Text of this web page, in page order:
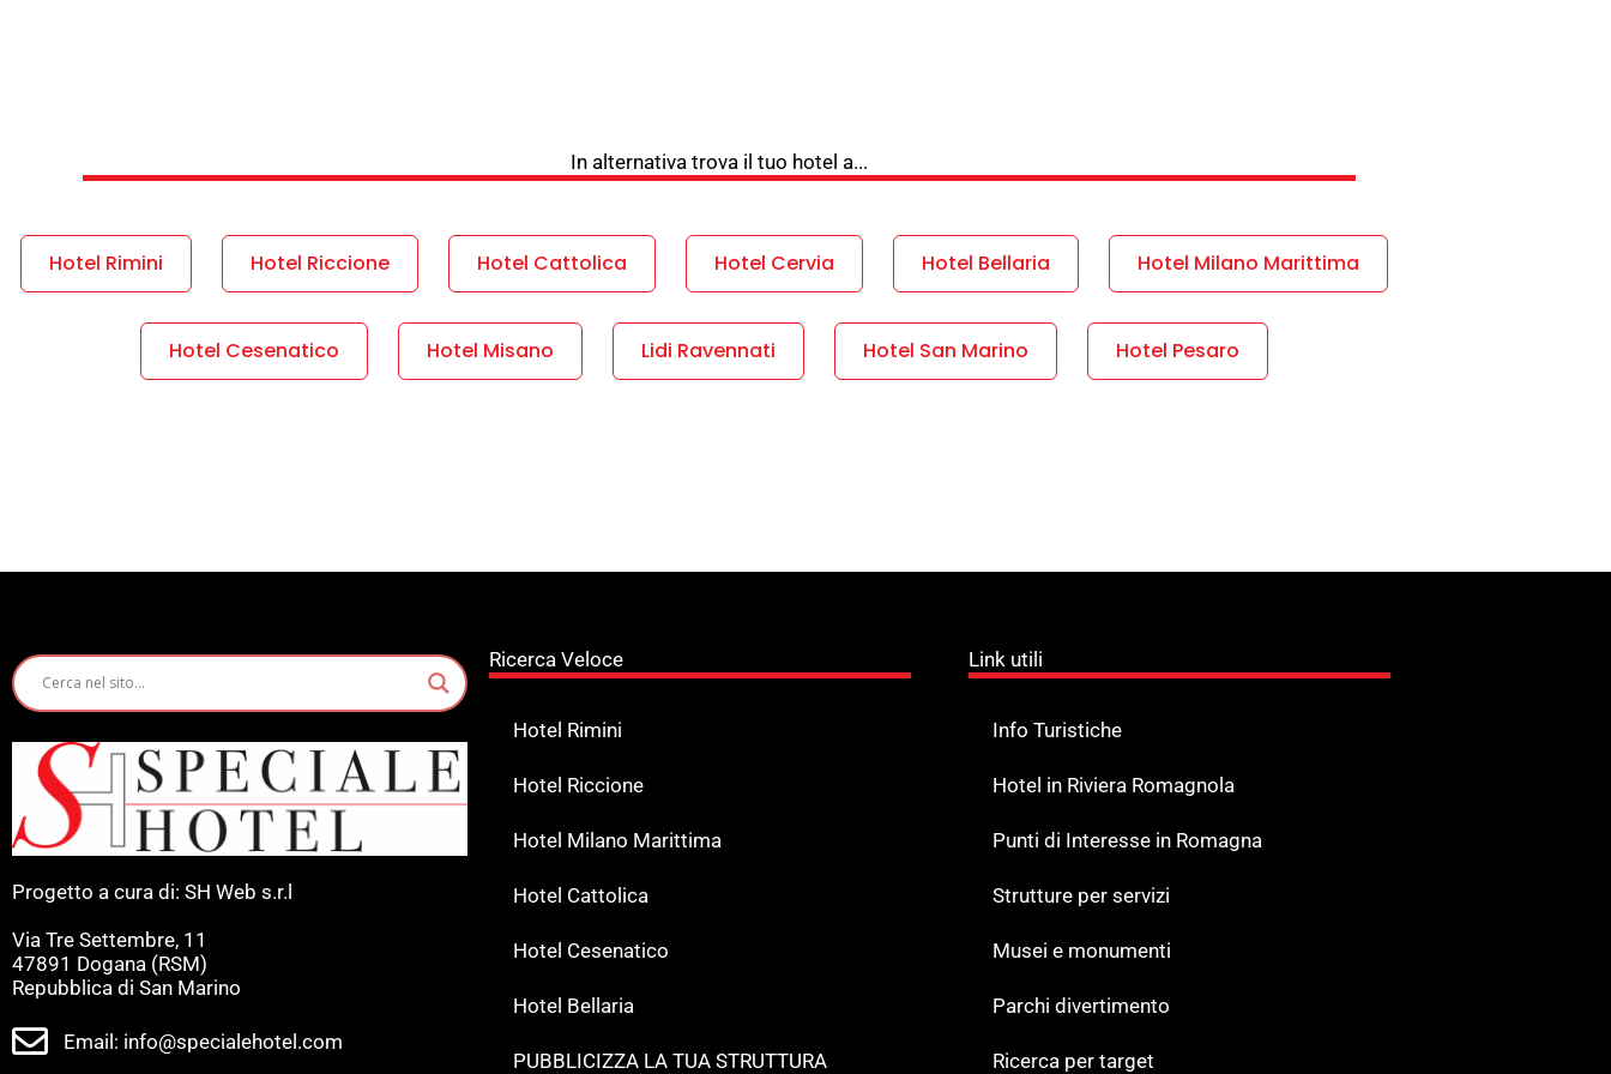
In alternativa trova il tuo hotel a...
Hotel Rimini Hotel Riccione Hotel Cattolica Hotel Cervia Hotel Bellaria Hotel Milano Marittima
Hotel Cesenatico Hotel Misano Lidi Ravennati Hotel San Marino Hotel Pesaro
Progetto a cura di: SH Web s.r.l
Via Tre Settembre, 11
47891 Dogana (RSM)
Repubblica di San Marino
Email: info@specialehotel.com
Ricerca Veloce
Hotel Rimini
Hotel Riccione
Hotel Milano Marittima
Hotel Cattolica
Hotel Cesenatico
Hotel Bellaria
PUBBLICIZZA LA TUA STRUTTURA
Link utili
Info Turistiche
Hotel in Riviera Romagnola
Punti di Interesse in Romagna
Strutture per servizi
Musei e monumenti
Parchi divertimento
Ricerca per target